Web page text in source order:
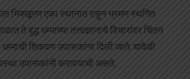
भिक्खूगण एका स्थानात राहून भ्रमण स्थगित
ते बुद्ध धम्माच्या तत्त्वज्ञानाचे विचारांवर चिंतन
शिकवण उपासकांना दिली जाते. यावेळी
उपासकांनी करावयाची असते.